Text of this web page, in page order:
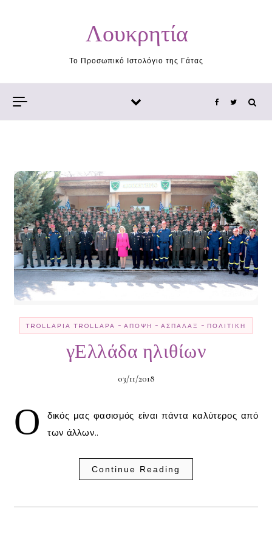
Λουκρητία
Το Προσωπικό Ιστολόγιο της Γάτας
TROLLΑΡΊΑ TROLLΑΡΆ - ΆΠΟΨΗ - ΑΣΠΆΛΑΞ - ΠΟΛΙΤΙΚΉ
γΕλλάδα ηλιθίων
03/11/2018
Ο
δικός μας φασισμός είναι πάντα καλύτερος από
των άλλων..
Continue Reading